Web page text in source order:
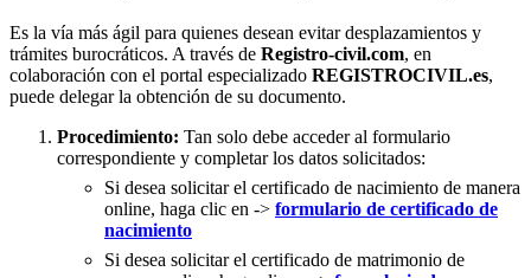
Es la vía más ágil para quienes desean evitar desplazamientos y
trámites burocráticos. A través de Registro-civil.com, en
colaboración con el portal especializado REGISTROCIVIL.es,
puede delegar la obtención de su documento.
Procedimiento: Tan solo debe acceder al formulario
correspondiente y completar los datos solicitados:
Si desea solicitar el certificado de nacimiento de manera
online, haga clic en -> formulario de certificado de
nacimiento
Si desea solicitar el certificado de matrimonio de